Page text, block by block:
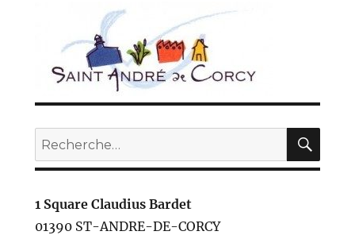
Recherche
pour :
1 Square Claudius Bardet
01390 ST-ANDRE-DE-CORCY